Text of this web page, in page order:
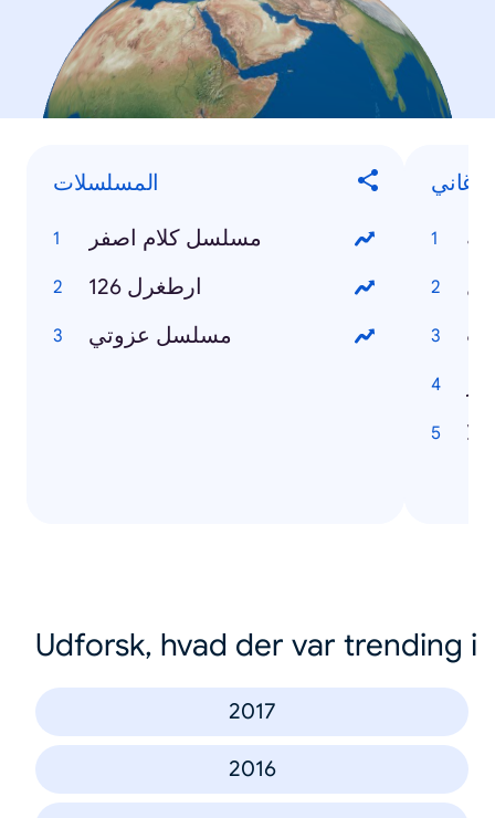
المسلسلات
مسلسل كلام اصفر
ارطغرل 126
مسلسل عزوتي
الأغاني
Udforsk, hvad der var trending i
2017
2016